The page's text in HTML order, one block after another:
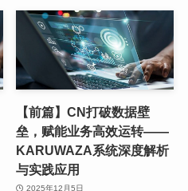
【前篇】CN打破数据壁
垒，赋能业务高效运转——
KARUWAZA系统深度解析
与实践应用
2025年12月5日